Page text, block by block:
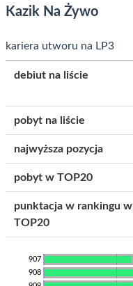
Kazik Na Żywo
kariera utworu na LP3
debiut na liście
pobyt na liście
najwyższa pozycja
pobyt w TOP20
punktacja w rankingu w
TOP20
907
908